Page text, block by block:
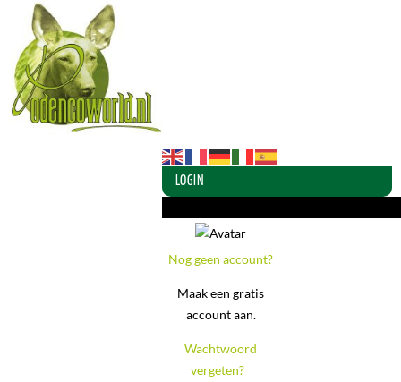
LOGIN
Nog geen account?
Maak een gratis
account aan.
Wachtwoord
vergeten?